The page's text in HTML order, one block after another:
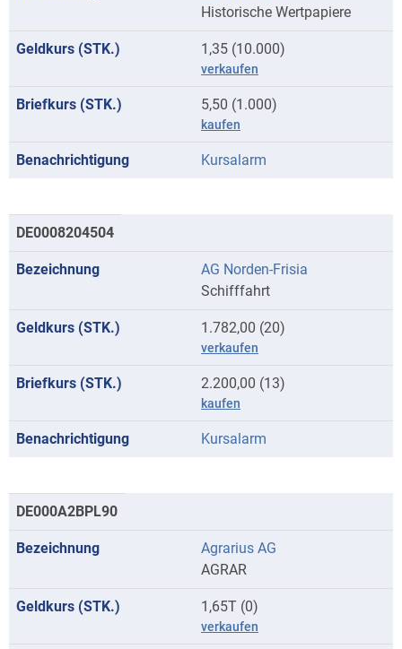
Historische Wertpapiere
1,35 (10.000)
verkaufen
5,50 (1.000)
kaufen
Kursalarm
DE0008204504
AG Norden-Frisia
Schifffahrt
1.782,00 (20)
verkaufen
2.200,00 (13)
kaufen
Kursalarm
DE000A2BPL90
Agrarius AG
AGRAR
1,65T (0)
verkaufen